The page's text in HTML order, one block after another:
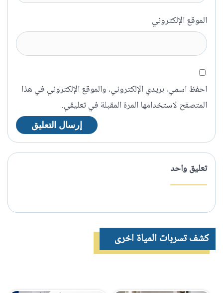
الموقع الإلكتروني
احفظ اسمي، بريدي الإلكتروني، والموقع الإلكتروني في هذا
المتصفح لاستخدامها المرة المقبلة في تعليقي.
تعليق واحد
كشف تسربات المياة اخرى